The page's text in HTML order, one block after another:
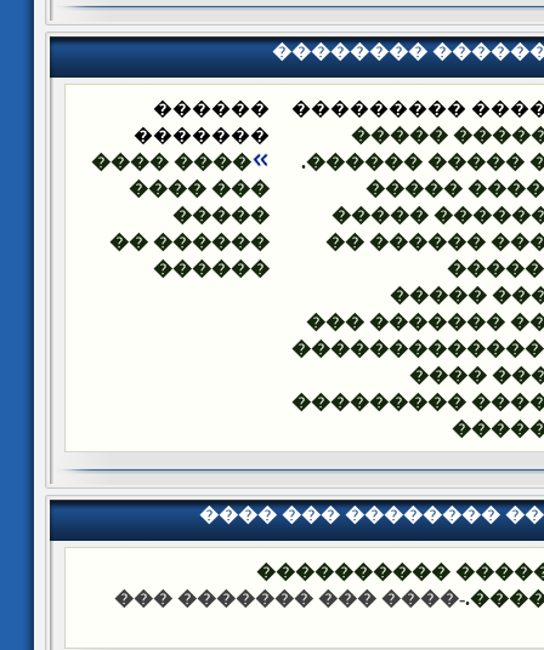
��������
��������
��������
����� �����
��� ����
���������
�������
���
������
������
����
������
��������
������
�������
���� ����
��� ����
�����
������ ��
������
���� ��� ��������
��� ����:
-���� ��� ������� ���